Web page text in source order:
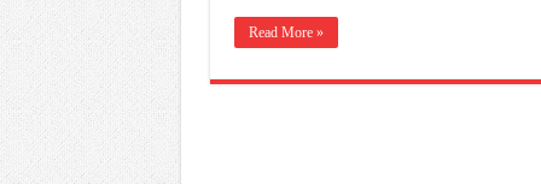
Read More »